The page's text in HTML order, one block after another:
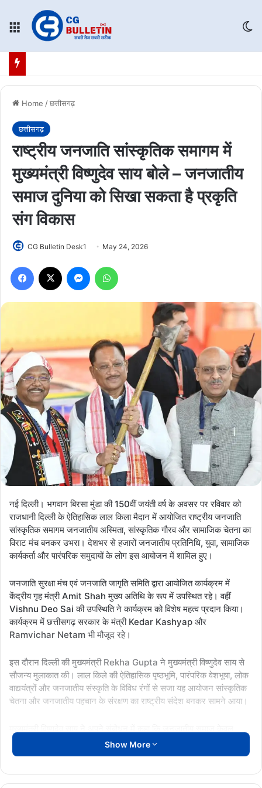
Menu
Home /छत्तीसगढ़
छत्तीसगढ़
राष्ट्रीय जनजाति सांस्कृतिक समागम में
मुख्यमंत्री विष्णुदेव साय बोले – जनजातीय
समाज दुनिया को सिखा सकता है प्रकृति
संग विकास
CG Bulletin Desk1 May 24, 2026
Facebook Messenger
नई दिल्ली। भगवान बिरसा मुंडा की 150वीं जयंती वर्ष के अवसर पर रविवार को
राजधानी दिल्ली के ऐतिहासिक लाल किला मैदान में आयोजित राष्ट्रीय जनजाति
सांस्कृतिक समागम जनजातीय अस्मिता, सांस्कृतिक गौरव और सामाजिक चेतना का
विराट मंच बनकर उभरा। देशभर से हजारों जनजातीय प्रतिनिधि, युवा, सामाजिक
कार्यकर्ता और पारंपरिक समुदायों के लोग इस आयोजन में शामिल हुए।
जनजाति सुरक्षा मंच एवं जनजाति जागृति समिति द्वारा आयोजित कार्यक्रम में
केंद्रीय गृह मंत्री Amit Shah मुख्य अतिथि के रूप में उपस्थित रहे। वहीं
Vishnu Deo Sai की उपस्थिति ने कार्यक्रम को विशेष महत्व प्रदान किया।
कार्यक्रम में छत्तीसगढ़ सरकार के मंत्री Kedar Kashyap और
Ramvichar Netam भी मौजूद रहे।
इस दौरान दिल्ली की मुख्यमंत्री Rekha Gupta ने मुख्यमंत्री विष्णुदेव साय से
सौजन्य मुलाकात की। लाल किले की ऐतिहासिक पृष्ठभूमि, पारंपरिक वेशभूषा, लोक
वाद्ययंत्रों और जनजातीय संस्कृति के विविध रंगों से सजा यह आयोजन सांस्कृतिक
चेतना और जनजातीय पहचान के संरक्षण का राष्ट्रीय संदेश बनकर सामने आया।
प्रकृति का रक्षक नहीं, बल्कि भारत की सांस्कृतिक आत्मा का सबसे प्राचीन और
जीवंत स्वरूप है। उन्होंने कहा कि सदियों से जल, जंगल और जमीन की रक्षा करते
Show More